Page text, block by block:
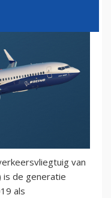
van
is de generatie
als